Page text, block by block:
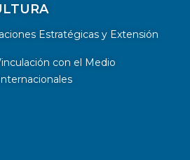
Estratégicas y Extensión
con el Medio